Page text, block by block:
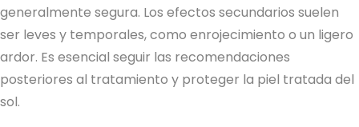
generalmente segura. Los efectos secundarios suelen
ser leves y temporales, como enrojecimiento o un ligero
ardor. Es esencial seguir las recomendaciones
posteriores al tratamiento y proteger la piel tratada del
sol.